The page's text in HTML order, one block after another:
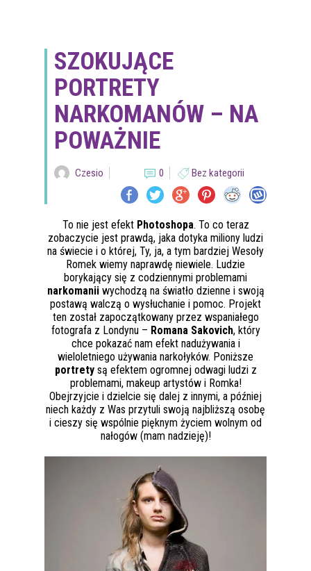
SZOKUJĄCE
PORTRETY
NARKOMANÓW – NA
POWAŻNIE
Czesio 0 Bez kategorii
To nie jest efekt Photoshopa. To co teraz
zobaczycie jest prawdą, jaka dotyka miliony ludzi
na świecie i o której, Ty, ja, a tym bardziej Wesoły
Romek wiemy naprawdę niewiele. Ludzie
borykający się z codziennymi problemami
narkomaniiwychodzą na światło dzienne i swoją
postawą walczą o wysłuchanie i pomoc. Projekt
ten został zapoczątkowany przez wspaniałego
fotografa z Londynu – Romana Sakovich, który
chce pokazać nam efekt nadużywania i
wieloletniego używania narkołyków. Poniższe
portretysą efektem ogromnej odwagi ludzi z
problemami, makeup artystów i Romka!
Obejrzyjcie i dzielcie się dalej z innymi, a później
niech każdy z Was przytuli swoją najbliższą osobę
i cieszy się wspólnie pięknym życiem wolnym od
nałogów (mam nadzieję)!